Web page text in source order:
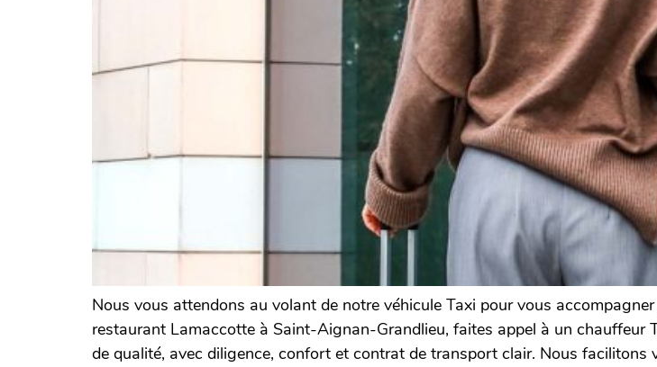
Nous vous attendons au volant de notre véhicule Taxi pour vous
restaurant Lamaccotte à Saint-Aignan-Grandlieu, faites appel à un chauffeur
de qualité, avec diligence, confort et contrat de transport clair. Nous facilitons